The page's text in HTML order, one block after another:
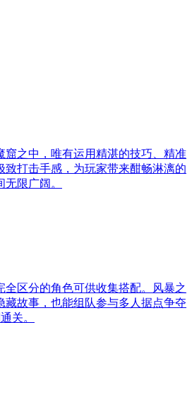
之中，唯有运用精湛的技巧、精准
打击手感，为玩家带来酣畅淋漓的
限广阔。
区分的角色可供收集搭配。风暴之
故事，也能组队参与多人据点争夺
关。